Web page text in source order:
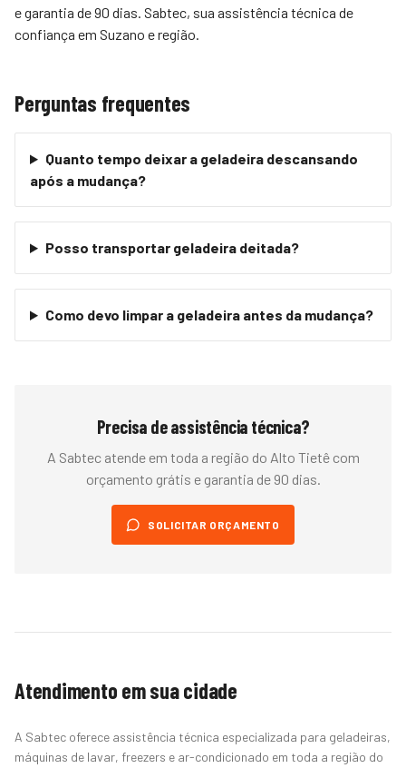
e garantia de 90 dias. Sabtec, sua assistência técnica de
confiança em Suzano e região.
Perguntas frequentes
Quanto tempo deixar a geladeira descansando
após a mudança?
Posso transportar geladeira deitada?
Como devo limpar a geladeira antes da mudança?
Precisa de assistência técnica?
A Sabtec atende em toda a região do Alto Tietêcom
orçamento grátis e garantia de 90 dias.
SOLICITAR ORÇAMENTO
Atendimento em sua cidade
A Sabtec oferece assistência técnica especializada para geladeiras,
máquinas de lavar, freezers e ar-condicionado em toda a região do